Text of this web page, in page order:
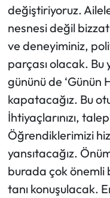
değiştiriyoruz.
nesnesi değil
ve deneyiminiz,
parçası olacak. Bu
gününü de ‘Günün
kapatacağız. Bu
İhtiyaçlarınızı,
Öğrendiklerimizi
yansıtacağız.
burada çok önemli
tanı konuşulacak.